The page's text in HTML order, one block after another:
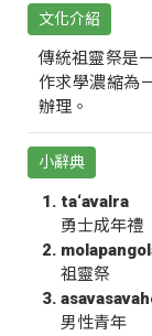
文化介紹
傳統祖靈祭是
作求學濃縮為
辦理。
小辭典
ta‘avalra
勇士成年禮
祖靈祭
男性青年